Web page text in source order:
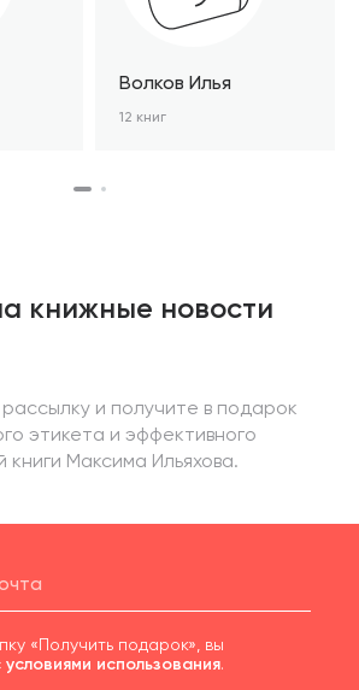
Волков Илья
12 книг
книжные новости
и получите в подарок
этикета и эффективного
книги Максима Ильяхова.
«Получить подарок», вы
условиями использования.